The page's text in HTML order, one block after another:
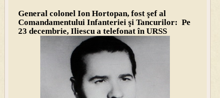
General colonel Ion Hortopan, fost şef al
Comandamentului Infanteriei şi Tancurilor: Pe
23 decembrie, Iliescu a telefonat în URSS